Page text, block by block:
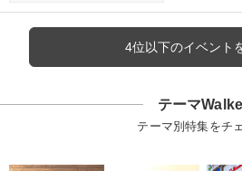
4位以下のイベント
テーマ
テーマ別特集をチ